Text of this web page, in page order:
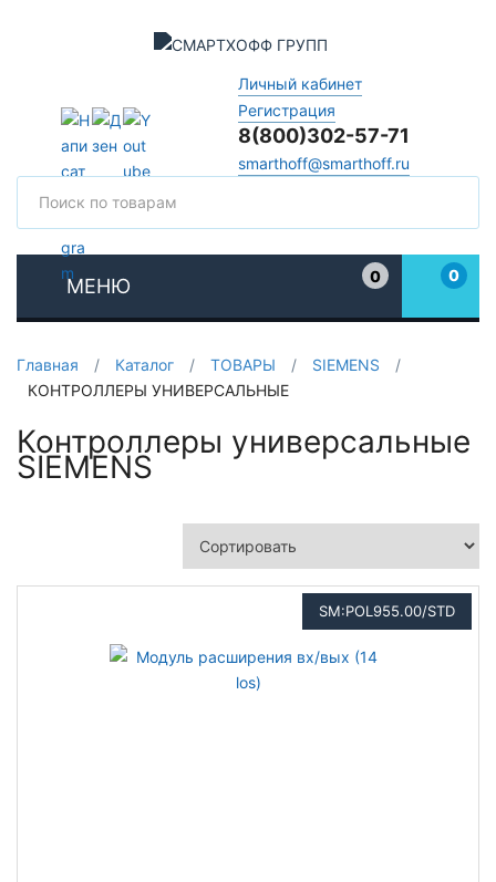
Личный кабинет
Регистрация
8(800)302-57-71
smarthoff@smarthoff.ru
МЕНЮ
0
0
Главная / Каталог / ТОВАРЫ / SIEMENS
/
КОНТРОЛЛЕРЫ УНИВЕРСАЛЬНЫЕ
Контроллеры универсальные
SIEMENS
SM:POL955.00/STD